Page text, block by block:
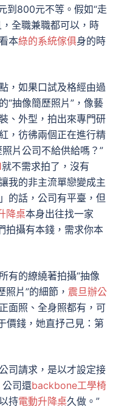
到800元不等。假如“走
全職兼職都可以，時
本綠的系統傢俱身的時
，如果口試及格經由過
“抽像簡歷照片”，像藝
、外型，拍出來專門研
，彷彿兩個正在進行精
片公司不給供給嗎？”
就不需求拍了，沒有
我的非主流單戀變成主
的話，公司有平臺，但
降桌本身出往找一家
拍攝有本錢，需求你本
有的繚繞著拍攝“抽像
片”的細節， 震旦辦公
面照、全身照都有，可
價錢，她直抒己見：第
司請求，是以才設定接
公司還backbone工學椅
持電動升降桌久做。”